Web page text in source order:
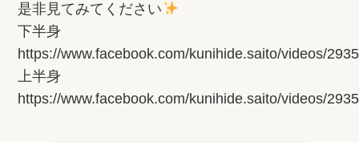
是非見てみてください
下半身
https://www.facebook.com/kunihide.saito/videos/
上半身
https://www.facebook.com/kunihide.saito/videos/